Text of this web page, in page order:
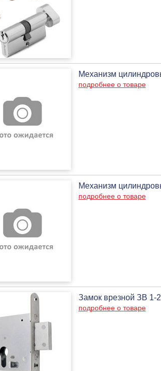
Механизм
подробнее о товаре
Механизм
подробнее о товаре
Замок врезной ЗВ
подробнее о товаре